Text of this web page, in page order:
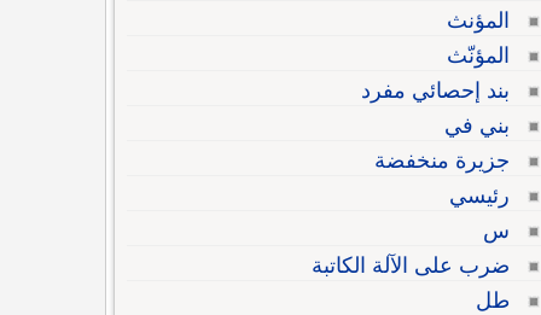
المؤنث
المؤنّث
بند إحصائي مفرد
بني في
جزيرة منخفضة
رئيسي
س
ضرب على الآلة الكاتبة
طل